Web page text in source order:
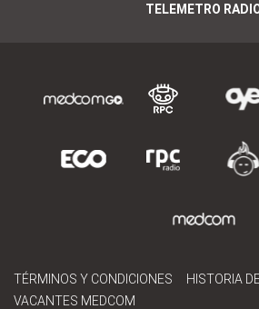
TELEMETRO
TÉRMINOS Y CONDICIONES
HISTORIA
VACANTES MEDCOM